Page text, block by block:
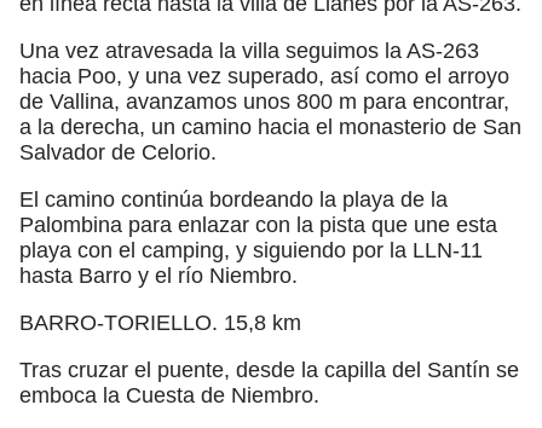
Una vez atravesada la villa seguimos la AS-263
hacia Poo, y una vez superado, así como el arroyo
de Vallina, avanzamos unos 800 m para encontrar,
a la derecha, un camino hacia el monasterio de San
Salvador de Celorio.
El camino continúa bordeando la playa de la
Palombina para enlazar con la pista que une esta
playa con el camping, y siguiendo por la LLN-11
hasta Barro y el río Niembro.
BARRO-TORIELLO. 15,8 km
Tras cruzar el puente, desde la capilla del Santín se
emboca la Cuesta de Niembro.